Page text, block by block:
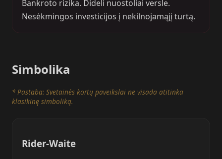
Bankroto rizika. Dideli nuostoliai versle.
Nesėkmingos investicijos į nekilnojamąjį turtą.
Simbolika
* Pastaba: Svetainės kortų paveikslai ne visada atitinka
klasikinę simboliką.
Rider-Waite